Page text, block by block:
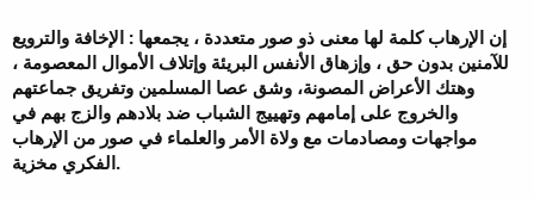
إن الإرهاب كلمة لها معنى ذو صور متعددة ، يجمعها : الإخافة والترويع
للآمنين بدون حق ، وإزهاق الأنفس البريئة وإتلاف الأموال المعصومة ،
وهتك الأعراض المصونة، وشق عصا المسلمين وتفريق جماعتهم
والخروج على إمامهم وتهييج الشباب ضد بلادهم والزج بهم في
مواجهات ومصادمات مع ولاة الأمر والعلماء في صور من الإرهاب
الفكري مخزية.